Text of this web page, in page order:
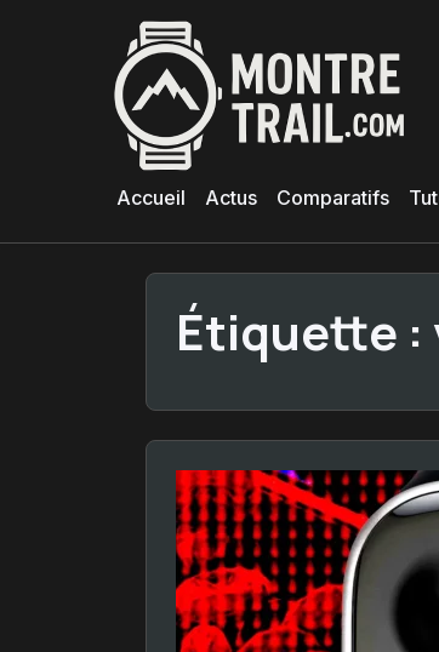
Accueil Actus Comparatifs
Étiquette :